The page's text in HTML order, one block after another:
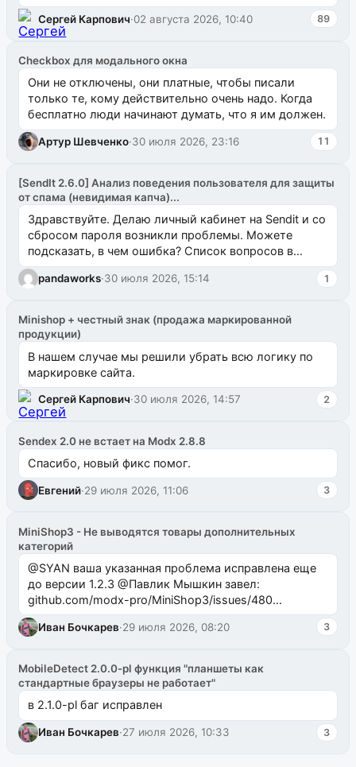
`uuid_1c`) VALUES ...
Сергей Карпович·02 августа 2026, 10:40 89
Checkbox для модального окна
Они не отключены, они платные, чтобы писали
только те, кому действительно очень надо. Когда
бесплатно люди начинают думать, что я им должен.
Артур Шевченко·30 июля 2026, 23:16 11
[SendIt 2.6.0] Анализ поведения пользователя для защиты
от спама (невидимая капча)...
Здравствуйте. Делаю личный кабинет на Sendit и со
сбросом пароля возникли проблемы. Можете
подсказать, в чем ошибка? Список вопросов в
одноименном разделе на modx.pro пока пуст, и,...
pandaworks·30 июля 2026, 15:14 1
Minishop + честный знак (продажа маркированной
продукции)
В нашем случае мы решили убрать всю логику по
маркировке сайта.
Сергей Карпович·30 июля 2026, 14:57 2
Sendex 2.0 не встает на Modx 2.8.8
Спасибо, новый фикс помог.
Евгений·29 июля 2026, 11:06 3
MiniShop3 - Не выводятся товары дополнительных
категорий
@SYAN ваша указанная проблема исправлена еще
до версии 1.2.3 @Павлик Мышкин завел:
github.com/modx-pro/MiniShop3/issues/480
github.com/modx-pro/MiniShop3/issues/481Исправим
в б...
Иван Бочкарев·29 июля 2026, 08:20 3
MobileDetect 2.0.0-pl функция "планшеты как
стандартные браузеры не работает"
в 2.1.0-pl баг исправлен
Иван Бочкарев·27 июля 2026, 10:33 3